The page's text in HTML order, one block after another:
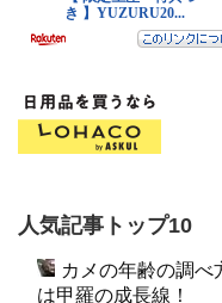
人気記事トップ10
カメの年齢の調べ
は甲羅の成長線！